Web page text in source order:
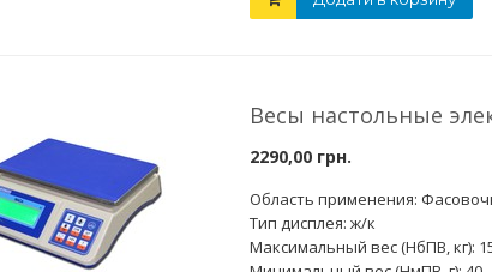
Весы настольные
2290,00 грн.
Область применения:
Тип дисплея: ж/к
Максимальный вес (НбПВ, кг):